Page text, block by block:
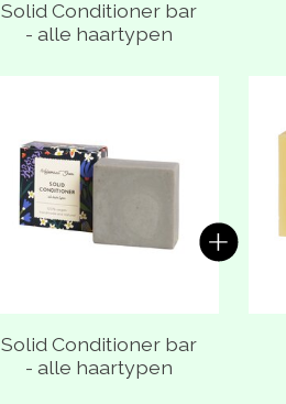
Solid Conditioner bar
- alle haartypen
Solid Conditioner bar
- alle haartypen